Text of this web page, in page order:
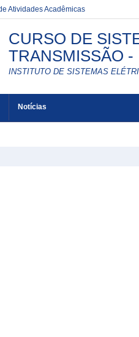
Atividades Acadêmicas
CURSO DE
TRANSMISSÃO -
INSTITUTO DE SISTEMAS
Notícias